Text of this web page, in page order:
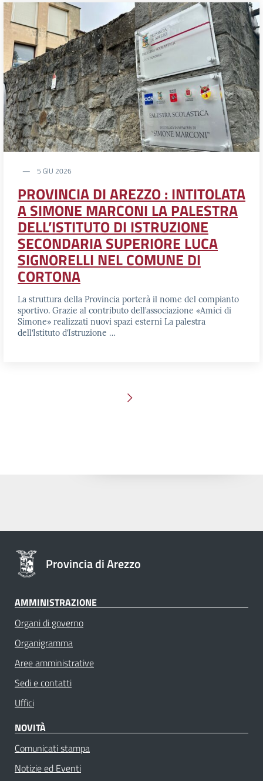
5 GIU 2026
PROVINCIA DI AREZZO : INTITOLATA
A SIMONE MARCONI LA PALESTRA
DELL’ISTITUTO DI ISTRUZIONE
SECONDARIA SUPERIORE LUCA
SIGNORELLI NEL COMUNE DI
CORTONA
La struttura della Provincia porterà il nome del compianto
sportivo. Grazie al contributo dell’associazione «Amici di
Simone» realizzati nuovi spazi esterni La palestra
dell’Istituto d’Istruzione …
Pagina successiva
Provincia di Arezzo
AMMINISTRAZIONE
Organi di governo
Organigramma
Aree amministrative
Sedi e contatti
Uffici
NOVITÀ
Comunicati stampa
Notizie ed Eventi